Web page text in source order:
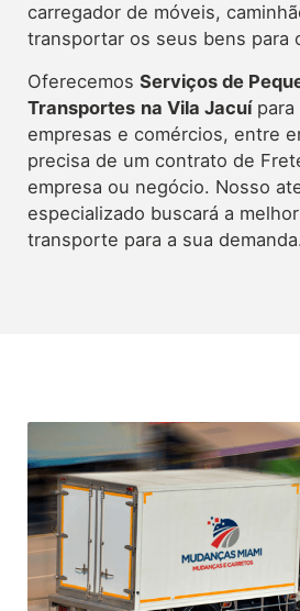
carregador de móveis,
transportar os seus bens para
Oferecemos Serviços de
Transportes na Vila Jacuípara
empresas e comércios, entre
precisa de um contrato de
empresa ou negócio. Nosso
especializado buscará a
transporte para a sua demanda.